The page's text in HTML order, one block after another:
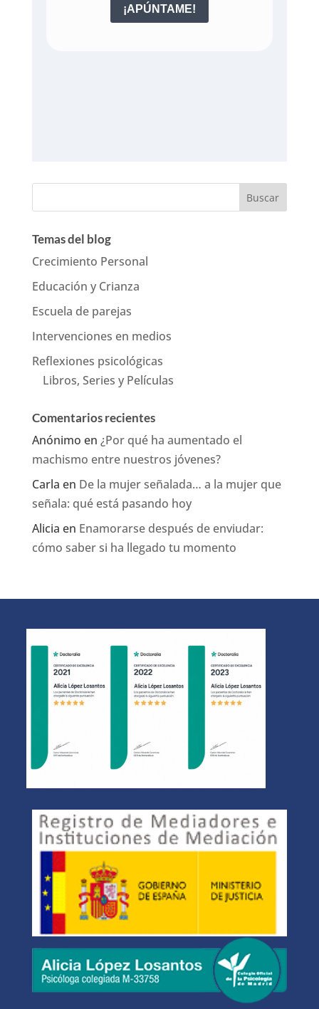
Temas del blog
Crecimiento Personal
Educación y Crianza
Escuela de parejas
Intervenciones en medios
Reflexiones psicológicas
Libros, Series y Películas
Comentarios recientes
Anónimo en ¿Por qué ha aumentado el
machismo entre nuestros jóvenes?
Carla en De la mujer señalada… a la mujer que
señala: qué está pasando hoy
Alicia en Enamorarse después de enviudar:
cómo saber si ha llegado tu momento